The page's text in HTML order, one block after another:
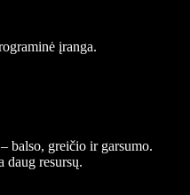
įranga.
balso, greičio ir garsumo.
daug resursų.